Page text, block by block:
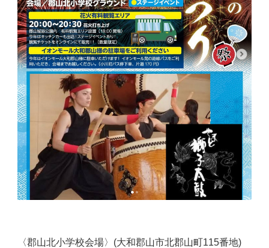
〈郡山北小学校会場〉(大和郡山市北郡山町115番地)